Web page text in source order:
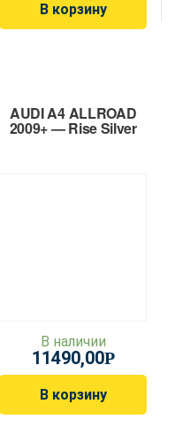
В корзину
AUDI A4 ALLROAD
2009+ — Rise Silver
В наличии
11490,00Р
В корзину